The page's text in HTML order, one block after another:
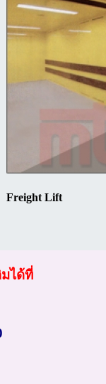
Freight Lift
มได้ที่